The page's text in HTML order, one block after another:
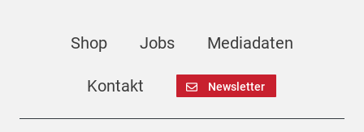
Shop Jobs Mediadaten
Kontakt Newsletter